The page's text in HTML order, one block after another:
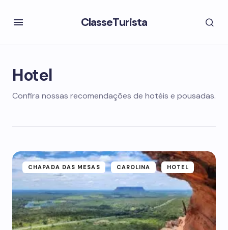
ClasseTurista
Hotel
Confira nossas recomendações de hotéis e pousadas.
CHAPADA DAS MESAS CAROLINA HOTEL